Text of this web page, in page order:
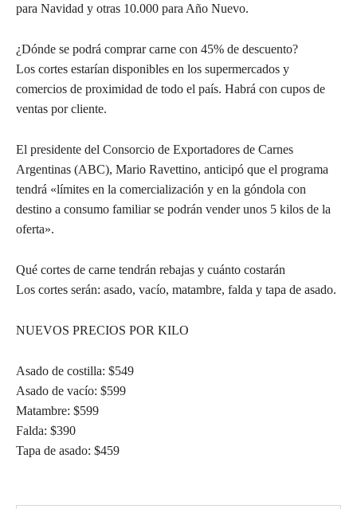
para Navidad y otras 10.000 para Año Nuevo.
¿Dónde se podrá comprar carne con 45% de descuento?
Los cortes estarían disponibles en los supermercados y
comercios de proximidad de todo el país. Habrá con cupos de
ventas por cliente.
El presidente del Consorcio de Exportadores de Carnes
Argentinas (ABC), Mario Ravettino, anticipó que el programa
tendrá «límites en la comercialización y en la góndola con
destino a consumo familiar se podrán vender unos 5 kilos de la
oferta».
Qué cortes de carne tendrán rebajas y cuánto costarán
Los cortes serán: asado, vacío, matambre, falda y tapa de asado.
NUEVOS PRECIOS POR KILO
Asado de costilla: $549
Asado de vacío: $599
Matambre: $599
Falda: $390
Tapa de asado: $459